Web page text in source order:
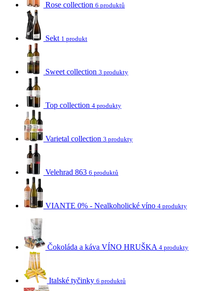
Rose collection 6 produktů
Sekt 1 produkt
Sweet collection 3 produkty
Top collection 4 produkty
Varietal collection 3 produkty
Velehrad 863 6 produktů
VIANTE 0% - Nealkoholické víno 4 produkty
Čokoláda a káva VÍNO HRUŠKA 4 produkty
Italské tyčinky 6 produktů